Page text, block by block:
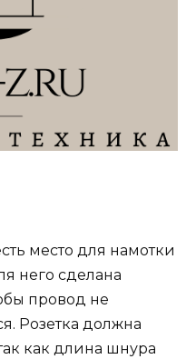
место для намотки
него сделана
провод не
Розетка должна
как длина шнура